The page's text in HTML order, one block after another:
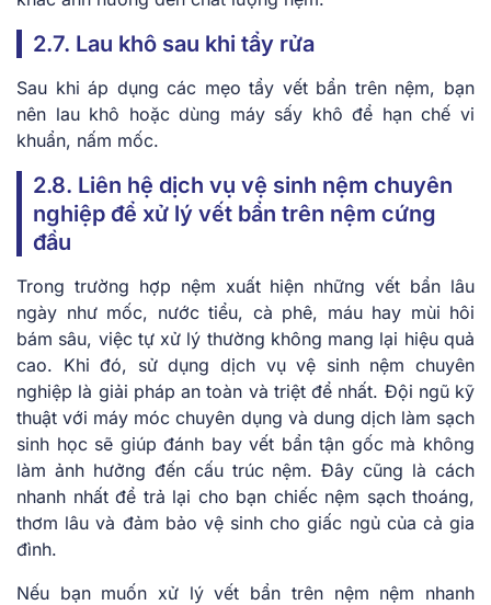
2.7. Lau khô sau khi tẩy rửa
Sau khi áp dụng các mẹo tẩy vết bẩn trên nệm, bạn
nên lau khô hoặc dùng máy sấy khô để hạn chế vi
khuẩn, nấm mốc.
2.8. Liên hệ dịch vụ vệ sinh nệm chuyên
nghiệp để xử lý vết bẩn trên nệm cứng
đầu
Trong trường hợp nệm xuất hiện những vết bẩn lâu
ngày như mốc, nước tiểu, cà phê, máu hay mùi hôi
bám sâu, việc tự xử lý thường không mang lại hiệu quả
cao. Khi đó, sử dụng dịch vụ vệ sinh nệm chuyên
nghiệp là giải pháp an toàn và triệt để nhất. Đội ngũ kỹ
thuật với máy móc chuyên dụng và dung dịch làm sạch
sinh học sẽ giúp đánh bay vết bẩn tận gốc mà không
làm ảnh hưởng đến cấu trúc nệm. Đây cũng là cách
nhanh nhất để trả lại cho bạn chiếc nệm sạch thoáng,
thơm lâu và đảm bảo vệ sinh cho giấc ngủ của cả gia
đình.
Nếu bạn muốn xử lý vết bẩn trên nệm nệm nhanh